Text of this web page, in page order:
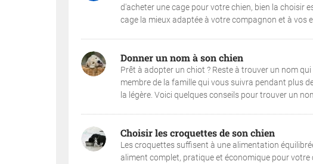
d'acheter une cage pour votre chien, bien la choisir
cage la mieux adaptée à votre compagnon et à vos
Donner un nom à son chien
Prêt à adopter un chiot ? Reste à trouver un nom
membre de la famille qui vous suivra pendant plus
la légère. Voici quelques conseils pour trouver un
Choisir les croquettes de son chien
Les croquettes suffisent à une alimentation
aliment complet, pratique et économique pour